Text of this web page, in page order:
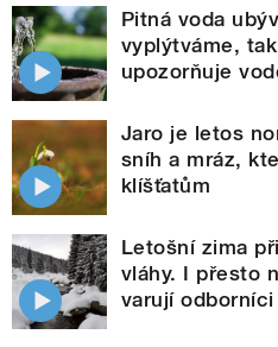
Pitná voda
vyplýtváme,
upozorňuje
Jaro je letos
sníh a mráz,
klíšťatům
Letošní zima
vláhy. I přesto
varují odborníci